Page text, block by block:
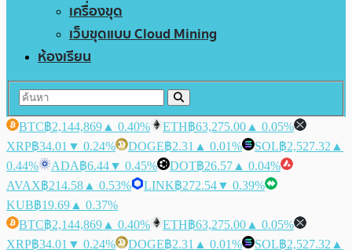
เครื่องขุด
เว็บขุดแบบ Cloud Mining
ห้องเรียน
BTC฿2,144,869 ▲ 0.40% ETH฿63,275.00 ▲ 0.05%
XRP฿34.01 ▼ 0.24% DOGE฿2.31 ▲ 0.01% SOL฿2,527.32 ▲
0.44%
ADA฿6.44▼ 0.45% DOT฿26.57 ▲ 0.04%
AVAX฿214.58 ▲ 0.53% LINK฿272.54▼ 0.39%
KUB฿19.69 ▲ 0.37%
BTC฿2,144,869 ▲ 0.40% ETH฿63,275.00 ▲ 0.05%
XRP฿34.01 ▼ 0.24% DOGE฿2.31 ▲ 0.01% SOL฿2,527.32 ▲